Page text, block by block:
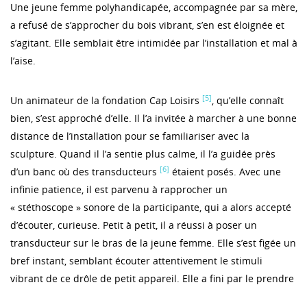
Une jeune femme polyhandicapée, accompagnée par sa mère,
a refusé de s’approcher du bois vibrant, s’en est éloignée et
s’agitant. Elle semblait être intimidée par l’installation et mal à
l’aise.
Un animateur de la fondation Cap Loisirs [5], qu’elle connaît
bien, s’est approché d’elle. Il l’a invitée à marcher à une bonne
distance de l’installation pour se familiariser avec la
sculpture. Quand il l’a sentie plus calme, il l’a guidée près
d’un banc où des transducteurs [6] étaient posés. Avec une
infinie patience, il est parvenu à rapprocher un
« stéthoscope » sonore de la participante, qui a alors accepté
d’écouter, curieuse. Petit à petit, il a réussi à poser un
transducteur sur le bras de la jeune femme. Elle s’est figée un
bref instant, semblant écouter attentivement le stimuli
vibrant de ce drôle de petit appareil. Elle a fini par le prendre